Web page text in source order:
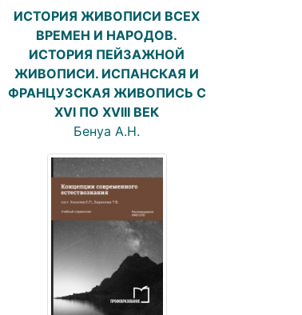
ИСТОРИЯ ЖИВОПИСИ ВСЕХ
ВРЕМЕН И НАРОДОВ.
ИСТОРИЯ ПЕЙЗАЖНОЙ
ЖИВОПИСИ. ИСПАНСКАЯ И
ФРАНЦУЗСКАЯ ЖИВОПИСЬ С
XVI ПО XVIII ВЕК
Бенуа А.Н.